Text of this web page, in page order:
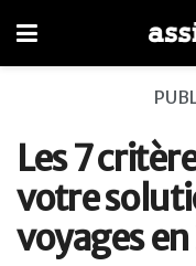
Les 7
votre
voyages